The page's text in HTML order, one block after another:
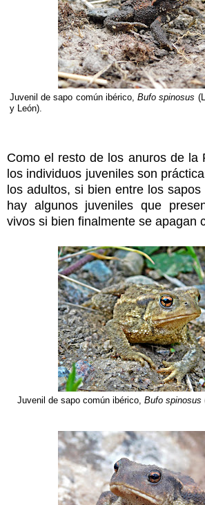
Juvenil de sapo común ibérico,Bufo spinosus
y León).
Como el resto de los anuros de la
los individuos juveniles son
los adultos, si bien entre los
hay algunos juveniles que
vivos si bien finalmente se apagan
Juvenil de sapo común ibérico, Bufo spinosus